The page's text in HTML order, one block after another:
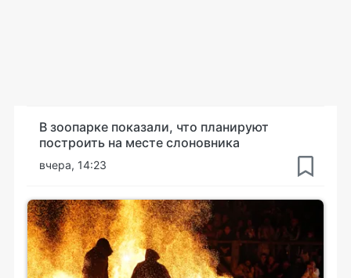
В зоопарке показали, что планируют
построить на месте слоновника
вчера, 14:23